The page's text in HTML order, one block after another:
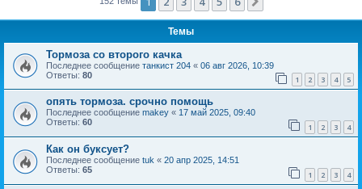
Темы
Тормоза со второго качка
Последнее сообщение танкист 204 « 06 авг 2026, 10:39
Ответы: 80 1 2 3 4 5
опять тормоза. срочно помощь
Последнее сообщение makey « 17 май 2025, 09:40
Ответы: 60 1 2 3 4
Как он буксует?
Последнее сообщение tuk « 20 апр 2025, 14:51
Ответы: 65 1 2 3 4